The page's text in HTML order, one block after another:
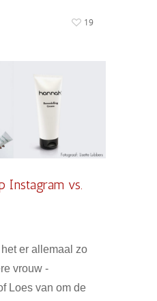
19
Instagram vs.
er allemaal zo
vrouw -
Loes van om de